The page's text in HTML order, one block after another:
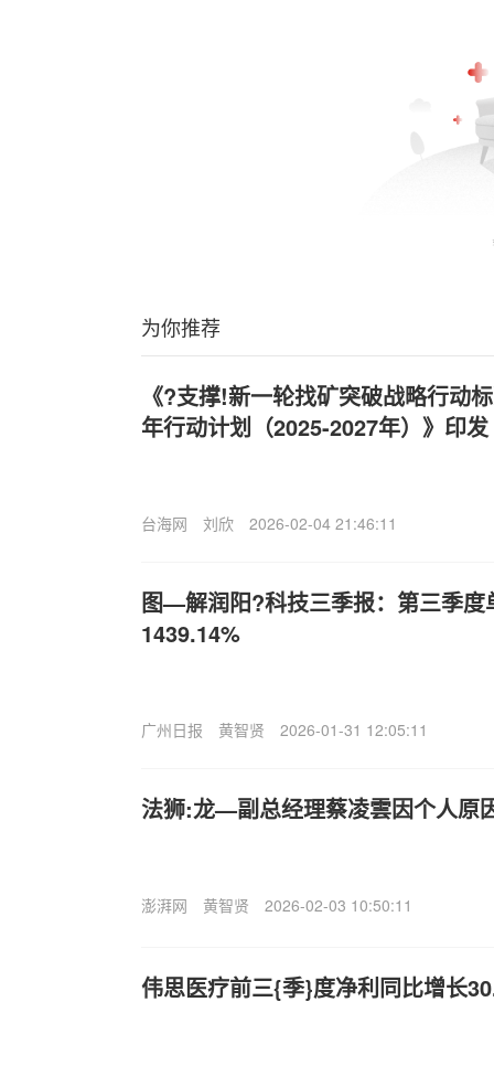
为你推荐
《?支撑!新一轮找矿突破战略行动
年行动计划（2025-2027年）》印发
台海网 刘欣 2026-02-04 21:46:11
图—解润阳?科技三季报：第三季度
1439.14%
广州日报 黄智贤 2026-01-31 12:05:11
法狮:龙—副总经理蔡凌雲因个人原
澎湃网 黄智贤 2026-02-03 10:50:11
伟思医疗前三{季}度净利同比增长